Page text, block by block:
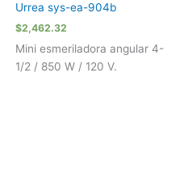
Urrea sys-ea-904b
$2,462.32
Mini esmeriladora angular 4-
1/2 / 850 W / 120 V.